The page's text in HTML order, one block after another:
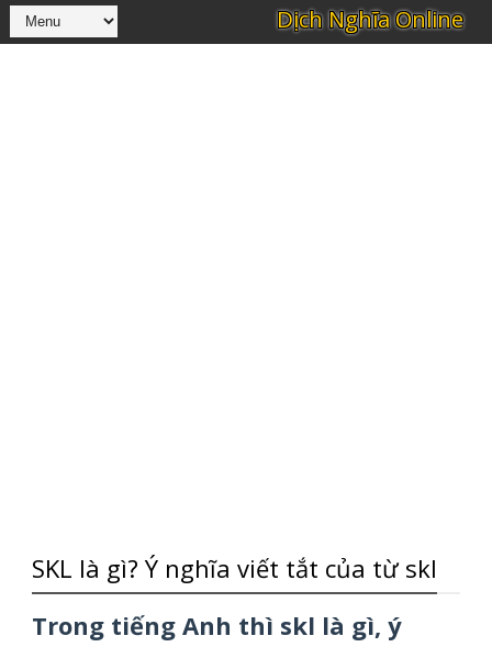
SKL là gì? Ý nghĩa viết tắt của từ skl
Trong tiếng Anh thì skl là gì, ý